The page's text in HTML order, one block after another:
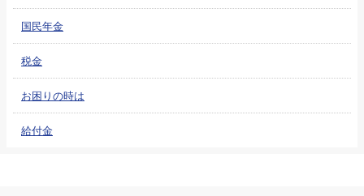
国民年金
税金
お困りの時は
給付金